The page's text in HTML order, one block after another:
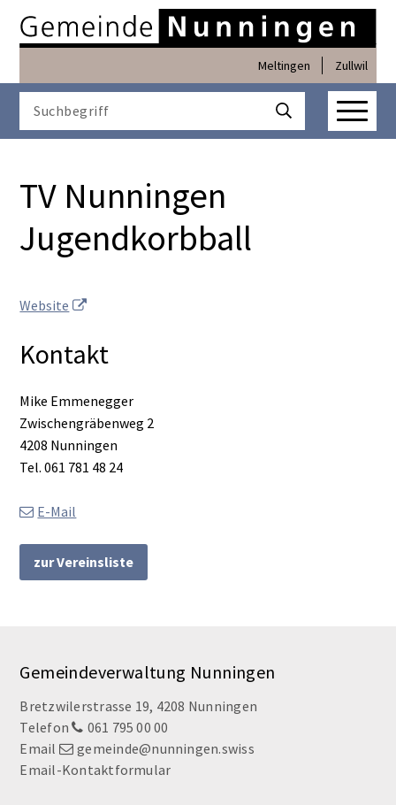
Navigieren in
Schnellnavigation
Meltingen Zullwil
Suche starten
TV Nunningen
Jugendkorbball
Website
Kontakt
Mike Emmenegger
Zwischengräbenweg 2
4208 Nunningen
Tel. 061 781 48 24
E-Mail
zur Vereinsliste
Footer
Gemeindeverwaltung Nunningen
Bretzwilerstrasse 19, 4208 Nunningen
Telefon
061 795 00 00
Email
gemeinde@nunningen.swiss
Email-Kontaktformular